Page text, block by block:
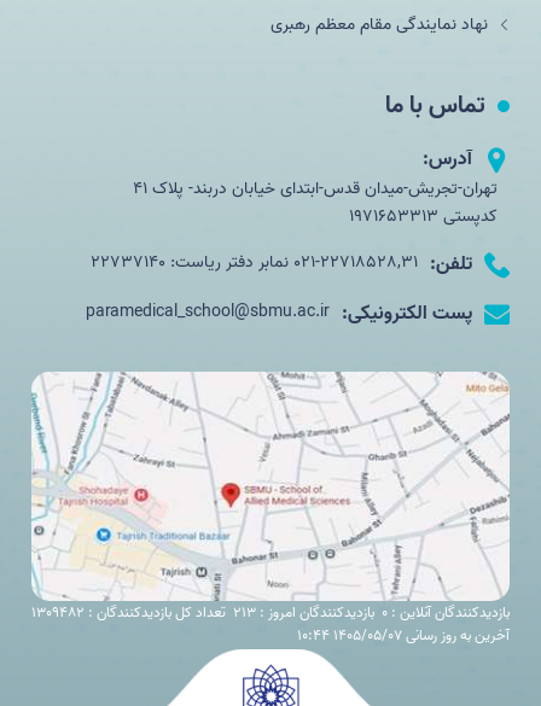
نهاد نمایندگی مقام معظم رهبری
تماس با ما
آدرس:
تهران-تجریش-میدان قدس-ابتدای خیابان دربند- پلاک 41
کدپستی 1971653313
تلفن: 021-22718528,31 نمابر دفتر ریاست: 22737140
پست الکترونیکی: paramedical_school@sbmu.ac.ir
بازدیدکنندگان آنلاین : 0 بازدیدکنندگان امروز : 213
تعداد کل بازدیدکنندگان : 1309482
آخرین به روز رسانی 1405/05/07 10:44